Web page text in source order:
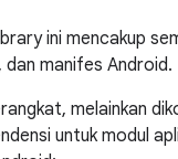
ini mencakup
manifes Android.
melainkan
untuk modul